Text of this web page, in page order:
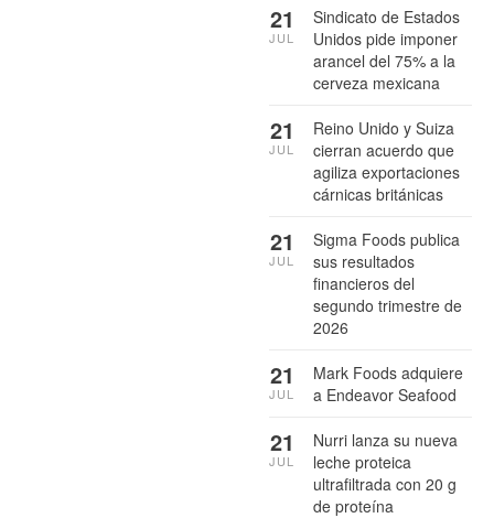
Sindicato de Estados
Unidos pide imponer
arancel del 75% a la
cerveza mexicana
21
JUL
Reino Unido y Suiza
cierran acuerdo que
agiliza exportaciones
cárnicas británicas
21
JUL
Sigma Foods publica
sus resultados
financieros del
segundo trimestre de
2026
21
JUL
Mark Foods adquiere
a Endeavor Seafood
21
JUL
Nurri lanza su nueva
leche proteica
ultrafiltrada con 20 g
de proteína
21
JUL